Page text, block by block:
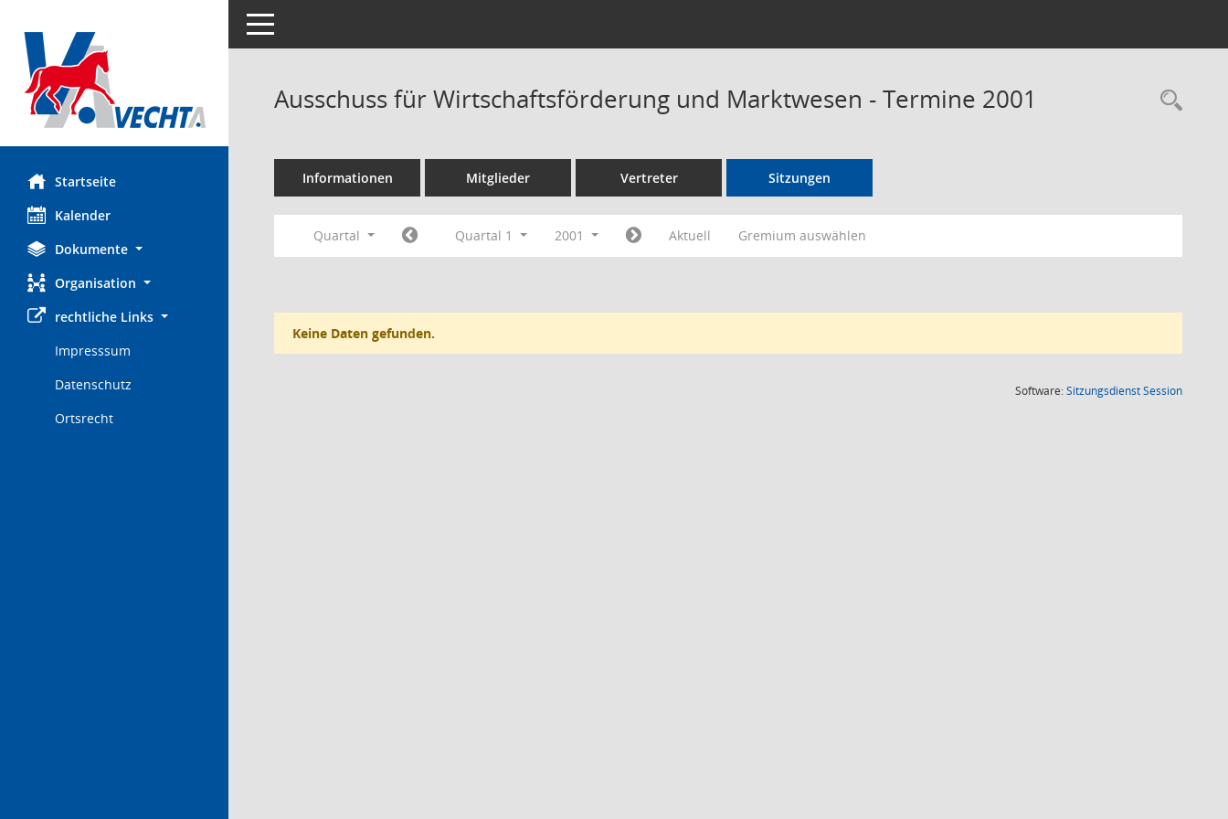
Startseite
Kalender
Dokumente
Organisation
rechtliche Links
Impresssum
Datenschutz
Ortsrecht
Toggle navigation
Ausschuss für Wirtschaftsförderung und Marktwesen - Termine 2001
Informationen Mitglieder Vertreter Sitzungen
Quartal Quartal 1 2001 Aktuell Gremium auswählen
Keine Daten gefunden.
Software:SitzungsdienstSession(Wird in